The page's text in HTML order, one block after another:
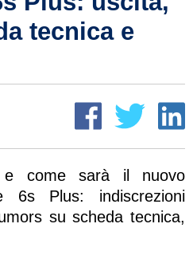
tecnica e
e come sarà il nuovo
Plus: indiscrezioni
su scheda tecnica,